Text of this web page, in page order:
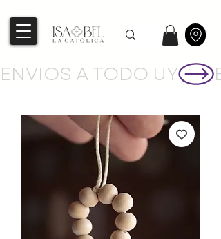
ENVIOS A TODO UY